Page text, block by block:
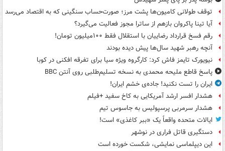
توقف طولانی کامیون‌ها پشت مرز؛ صورت‌حساب سنگینی که به اقتصاد می‌رسد
آیا تینا پاکروان بازهم از ساترا مجوز فعالیت می‌گیرد؟
رقم فسخ قرارداد رضاییان با استقلال فقط ۱۰۰میلیون تومان!
آنچه رهبر شهید سال‌ها پیش دیده بودند
نیویورک تایمز فاش کرد: کارگروه ویژه سیا برای تفرقه افکنی در کوبا
پاسخ قاطع ملیحه محمدی به نسخه تسلیم‌طلبی روی آنتن BBC
ایران را تست نکنید! جاده‌ی خشم ایران!
هشدار افسر ارشد آمریکایی به کاخ سفید +فیلم
هشدار سرمربی پرسپولیس به جاسوس تیم
ایالات متحده واقعاً یک «ببر کاغذی» است!
دستگیری قاتل فراری در نوشهر
این دیپلماسی نمایشی، شکست خورده است